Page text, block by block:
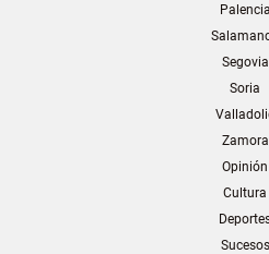
Palencia
Segovia
Soria
Zamora
Opinión
Cultura
Sucesos